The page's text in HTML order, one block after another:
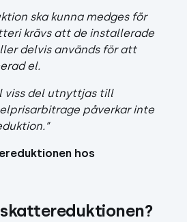
ska kunna medges för
krävs att de installerade
delvis används för att
el.
del utnyttjas till
påverkar inte
hos